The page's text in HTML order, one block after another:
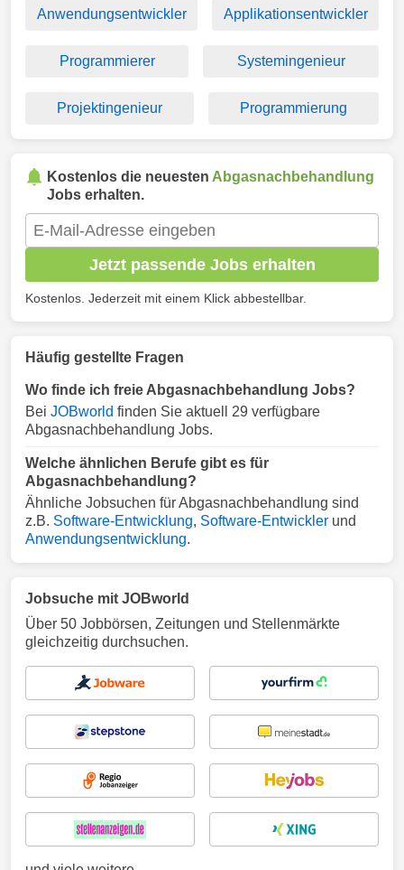
Anwendungsentwickler Applikationsentwickler
Programmierer Systemingenieur
Projektingenieur Programmierung
Kostenlos die neuesten Abgasnachbehandlung
Jobs erhalten.
Jetzt passende Jobs erhalten
Kostenlos. Jederzeit mit einem Klick abbestellbar.
Häufig gestellte Fragen
Wo finde ich freie Abgasnachbehandlung Jobs?
Bei JOBworld finden Sie aktuell 29 verfügbare
Abgasnachbehandlung Jobs.
Welche ähnlichen Berufe gibt es für
Abgasnachbehandlung?
Ähnliche Jobsuchen für Abgasnachbehandlung sind
z.B. Software-Entwicklung, Software-Entwickler und
Anwendungsentwicklung.
Jobsuche mit JOBworld
Über 50 Jobbörsen, Zeitungen und Stellenmärkte
gleichzeitig durchsuchen.